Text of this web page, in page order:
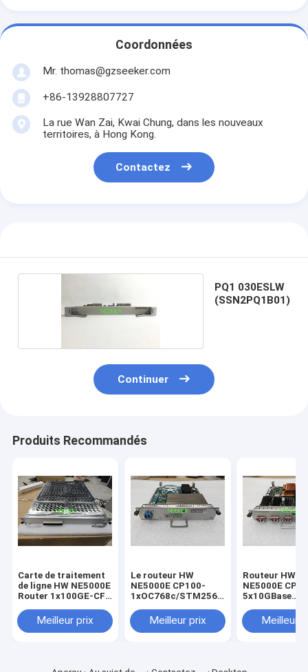
Coordonnées
Mr. thomas@gzseeker.com
+86-13928807727
La rue Wan Zai, Kwai Chung, dans les nouveaux
territoires, à Hong Kong.
Contactez
PQ1 030ESLW
(SSN2PQ1B01)
Continuer
Produits Recommandés
Carte de traitement
de ligne HW NE5000E
Router 1x100GE-CFP
CR5D00E1NC60
Meilleur prix
Le routeur HW
NE5000E CP100-
1xOC768c/STM256c
CR5D00P1MZ60
Meilleur prix
Routeur HW
NE5000E
5x10GBase
03030MCX
Meilleur